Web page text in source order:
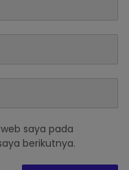
saya pada
berikutnya.